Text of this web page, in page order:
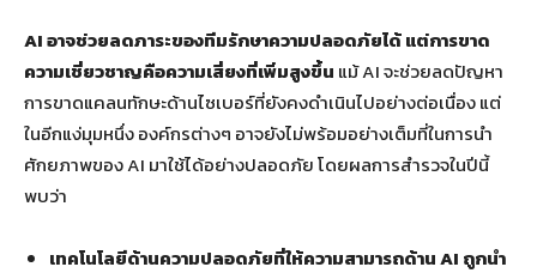
AIอาจช่วยลดภาระของทีมรักษาความปลอดภัยได้ แต่การขาด
ความเชี่ยวชาญคือความเสี่ยงที่เพิ่มสูงขึ้น แม้ AI จะช่วยลดปัญหา
การขาดแคลนทักษะด้านไซเบอร์ที่ยังคงดำเนินไปอย่างต่อเนื่อง แต่
ในอีกแง่มุมหนึ่ง องค์กรต่างๆ อาจยังไม่พร้อมอย่างเต็มที่ในการนำ
ศักยภาพของ AI มาใช้ได้อย่างปลอดภัย โดยผลการสำรวจในปีนี้
พบว่า
เทคโนโลยีด้านความปลอดภัยที่ให้ความสามารถด้านAI ถูกนำ